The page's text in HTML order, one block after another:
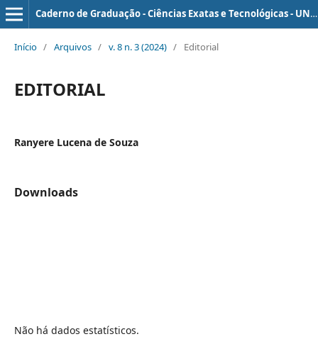
Caderno de Graduação - Ciências Exatas e Tecnológicas - UNIT - SERGIPE
Início / Arquivos / v. 8 n. 3 (2024) / Editorial
EDITORIAL
Ranyere Lucena de Souza
Downloads
Não há dados estatísticos.